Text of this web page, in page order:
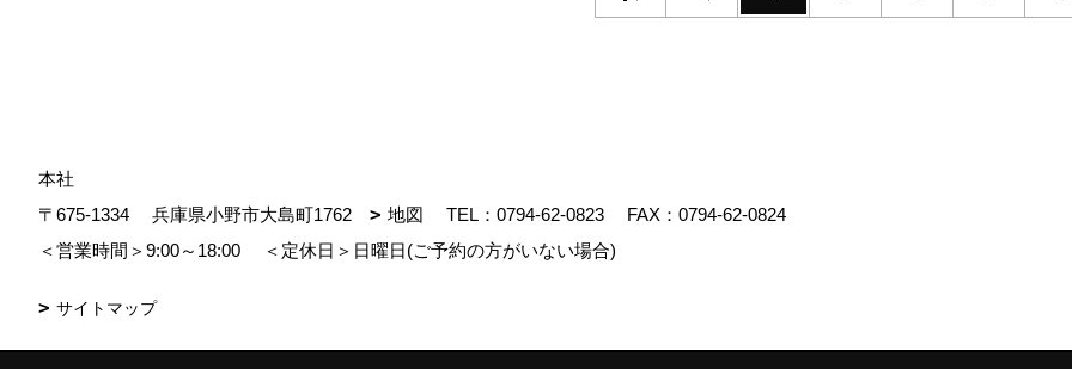
本社
〒675-1334
兵庫県小野市大島町1762 地図 TEL： 0794-62-0823
FAX：0794-62-0824
＜営業時間＞9:00～18:00
＜定休日＞日曜日(ご予約の方がいない場合)
サイトマップ